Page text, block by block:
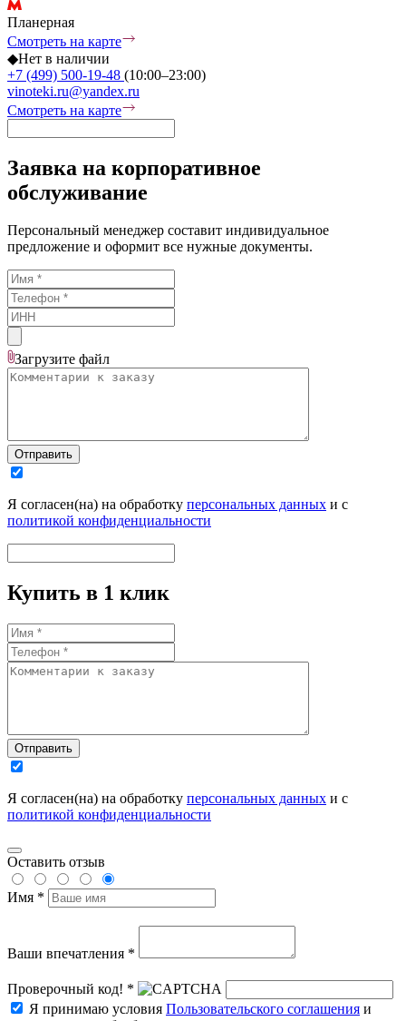
Планерная
Смотреть на карте
◆Нет в наличии
+7 (499) 500-19-48 (10:00–23:00)
vinoteki.ru@yandex.ru
Смотреть на карте
Заявка на корпоративное
обслуживание
Персональный менеджер составит индивидуальное
предложение и оформит все нужные документы.
Загрузите файл
Отправить
Я согласен(на) на обработку персональных данных и с
политикой конфиденциальности
Купить в 1 клик
Отправить
Я согласен(на) на обработку персональных данных и с
политикой конфиденциальности
Оставить отзыв
Имя *
Ваши впечатления *
Проверочный код! *
Я принимаю условия Пользовательского соглашения и